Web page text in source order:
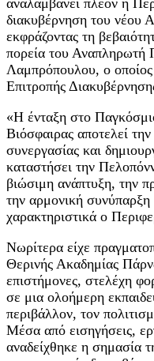
διακυβέρνηση του νέου
εκφράζοντας τη
πορεία του Αναπληρωτή
Λαμπρόπουλου, ο οποίος
Επιτροπής
«Η ένταξη στο
Βιόσφαιρας αποτελεί
συνεργασίας και
καταστήσει την
βιώσιμη ανάπτυξη, την
την αρμονική
χαρακτηριστικά ο
Νωρίτερα είχε
Θερινής Ακαδημίας
επιστήμονες, στελέχη
σε μια ολοήμερη
περιβάλλον, τον
Μέσα από εισηγήσεις,
αναδείχθηκε η σημασία